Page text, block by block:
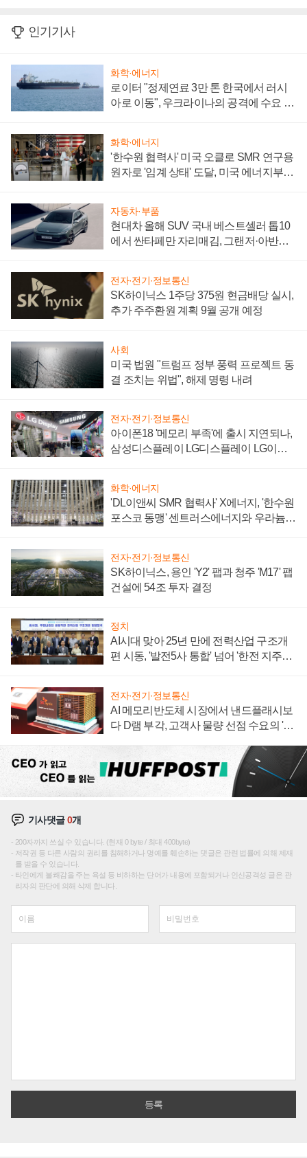
인기기사
화학·에너지
로이터 "정제연료 3만 톤 한국에서 러시
아로 이동", 우크라이나의 공격에 수요 늘
화학·에너지
'한수원 협력사' 미국 오클로 SMR 연구용
원자로 '임계 상태' 도달, 미국 에너지부
자동차·부품
현대차 올해 SUV 국내 베스트셀러 톱10
에서 싼타페만 자리매김, 그랜저·아반떼
전자·전기·정보통신
SK하이닉스 1주당 375원 현금배당 실시,
추가 주주환원 계획 9월 공개 예정
사회
미국 법원 "트럼프 정부 풍력 프로젝트 동
결 조치는 위법", 해제 명령 내려
전자·전기·정보통신
아이폰18 '메모리 부족'에 출시 지연되나,
삼성디스플레이 LG디스플레이 LG이노
화학·에너지
'DL이앤씨 SMR 협력사' X에너지, '한수원
포스코 동맹' 센트러스에너지와 우라늄
전자·전기·정보통신
SK하이닉스, 용인 'Y2' 팹과 청주 'M17' 팹
건설에 54조 투자 결정
정치
AI시대 맞아 25년 만에 전력산업 구조개
편 시동, '발전5사 통합' 넘어 '한전 지주사'
전자·전기·정보통신
AI 메모리반도체 시장에서 낸드플래시보
다 D램 부각, 고객사 물량 선점 수요의 '우
기사댓글0개
200자까지 쓰실 수 있습니다. (현재 0 byte / 최대 400byte)
저작권 등 다른 사람의 권리를 침해하거나 명예를 훼손하는 댓글은 관련 법률에 의해 제재
를 받을 수 있습니다.
타인에게 불쾌감을 주는 욕설 등 비하하는 단어가 내용에 포함되거나 인신공격성 글은 관
리자의 판단에 의해 삭제 합니다.